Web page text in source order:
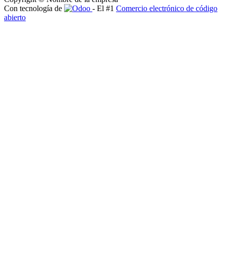
Con tecnología de
- El #1 Comercio electrónico de código
abierto